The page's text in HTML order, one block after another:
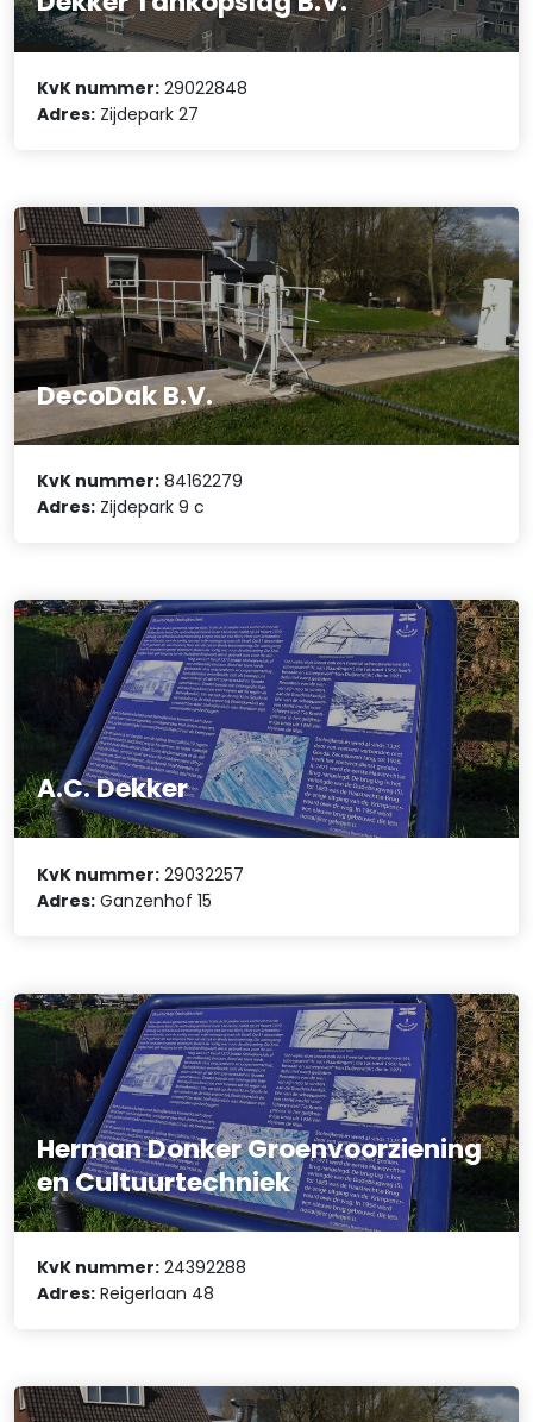
KvK nummer: 29022848
Adres: Zijdepark 27
DecoDak B.V.
KvK nummer: 84162279
Adres: Zijdepark 9 c
A.C. Dekker
KvK nummer: 29032257
Adres: Ganzenhof 15
Herman Donker Groenvoorziening
en Cultuurtechniek
KvK nummer: 24392288
Adres: Reigerlaan 48